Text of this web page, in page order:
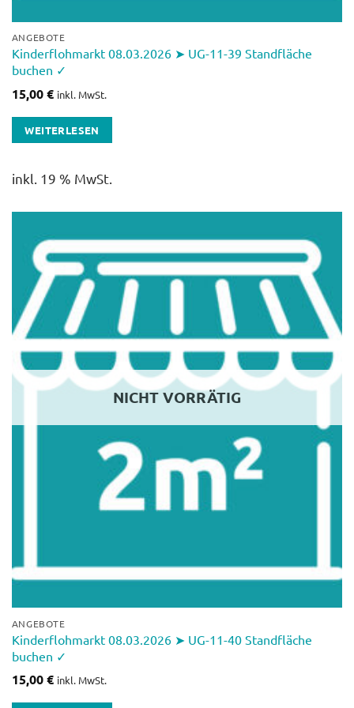
ANGEBOTE
Kinderflohmarkt 08.03.2026 ➤ UG-11-39 Standfläche
buchen ✓
15,00€ inkl. MwSt.
WEITERLESEN
inkl. 19 % MwSt.
NICHT VORRÄTIG
ANGEBOTE
Kinderflohmarkt 08.03.2026 ➤ UG-11-40 Standfläche
buchen ✓
15,00€ inkl. MwSt.